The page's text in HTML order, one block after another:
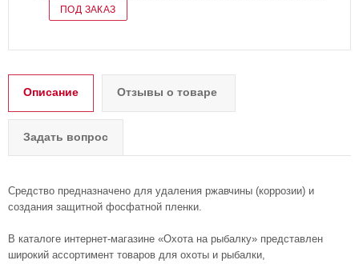
ПОД ЗАКАЗ
Описание Отзывы о товаре
Задать вопрос
Средство предназначено для удаления ржавчины (коррозии) и
создания защитной фосфатной пленки.
В каталоге интернет-магазине «Охота на рыбалку» представлен
широкий ассортимент товаров для охоты и рыбалки,